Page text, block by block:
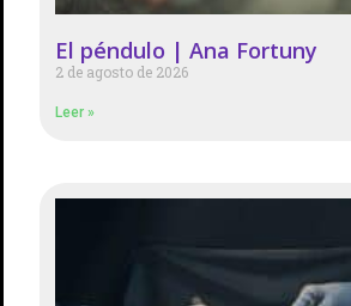
El péndulo | Ana Fortuny
2 de agosto de 2026
Leer »